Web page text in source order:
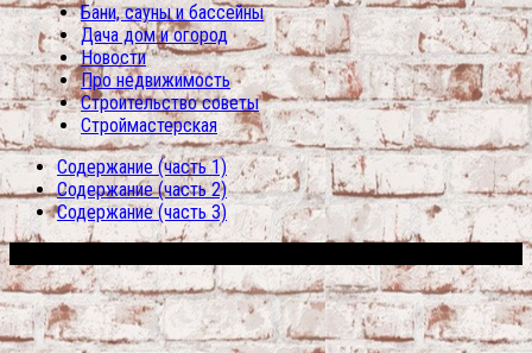
Бани, сауны и бассейны
Дача дом и огород
Новости
Про недвижимость
Строительство советы
Строймастерская
Содержание (часть 1)
Содержание (часть 2)
Содержание (часть 3)